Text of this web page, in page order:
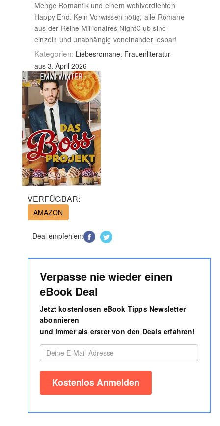
Menge Romantik und einem wohlverdienten
Happy End. Kein Vorwissen nötig, alle Romane
aus der Reihe Millionaires NightClub sind
einzeln und unabhängig voneinander lesbar!
Kategorien: Liebesromane, Frauenliteratur
aus 3. April 2026
VERFÜGBAR:
AMAZON
Deal empfehlen:
Verpasse nie wieder einen
eBook Deal
Jetzt kostenlosen eBook Tipps Newsletter
abonnieren
und immer als erster von den Deals erfahren!